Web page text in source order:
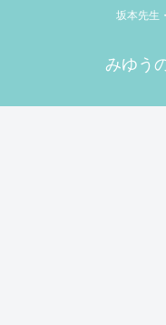
坂本先生
みゆう